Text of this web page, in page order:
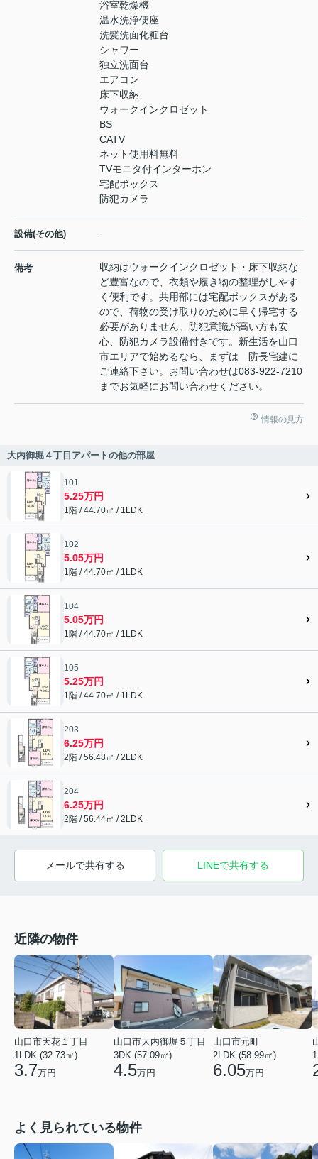
浴室乾燥機
温水洗浄便座
洗髪洗面化粧台
シャワー
独立洗面台
エアコン
床下収納
ウォークインクロゼット
BS
CATV
ネット使用料無料
TVモニタ付インターホン
宅配ボックス
防犯カメラ
設備(その他) -
備考
収納はウォークインクロゼット・床下収納な
ど豊富なので、衣類や履き物の整理がしやす
く便利です。共用部には宅配ボックスがある
ので、荷物の受け取りのために早く帰宅する
必要がありません。防犯意識が高い方も安
心、防犯カメラ設備付きです。新生活を山口
市エリアで始めるなら、まずは 防長宅建に
ご連絡下さい。お問い合わせは083-922-7210
までお気軽にお問い合わせください。
情報の見方
大内御堀４丁目アパートの他の部屋
101
5.25万円
1階 / 44.70㎡ / 1LDK
102
5.05万円
1階 / 44.70㎡ / 1LDK
104
5.05万円
1階 / 44.70㎡ / 1LDK
105
5.25万円
1階 / 44.70㎡ / 1LDK
203
6.25万円
2階 / 56.48㎡ / 2LDK
204
6.25万円
2階 / 56.44㎡ / 2LDK
メールで共有する LINEで共有する
近隣の物件
山口市天花１丁目
1LDK (32.73㎡)
3.7万円
山口市大内御堀５丁目
3DK (57.09㎡)
4.5万円
山口市元町
2LDK (58.99㎡)
6.05万円
よく見られている物件